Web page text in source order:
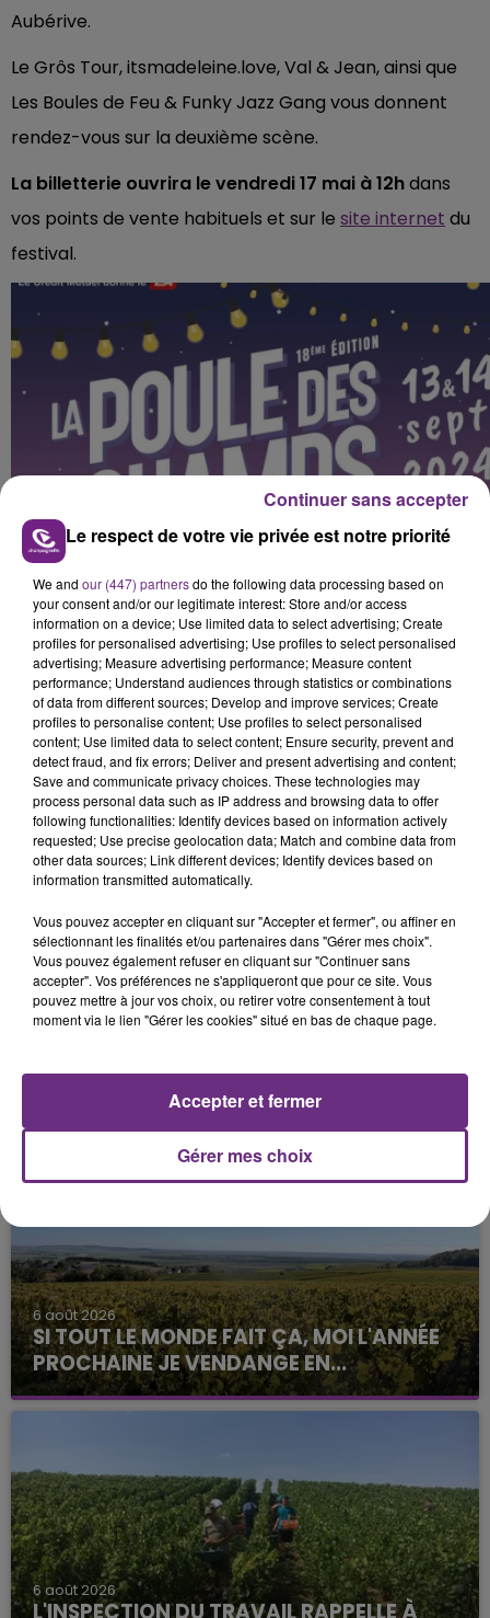
Aubérive.
Le Grôs Tour, itsmadeleine.love, Val & Jean, ainsi que
Les Boules de Feu & Funky Jazz Gang vous donnent
rendez-vous sur la deuxième scène.
La billetterie ouvrira le vendredi 17 mai à 12hdans
vos points de vente habituels et sur le site internet du
festival.
6 août 2026
SI TOUT LE MONDE FAIT ÇA, MOI L'ANNÉE
PROCHAINE JE VENDANGE EN...
La vendange en Champagne a débuté ce jeudi 6
août dans la commune de Montgueux (Aube). Du
6 août 2026
L'INSPECTION DU TRAVAIL RAPPELLE À
Le respect de votre vie privée est notre priorité
We and our (447) partnersdo the following data processing based on
your consent and/or our legitimate interest: Store and/or access
information on a device; Use limited data to select advertising; Create
profiles for personalised advertising; Use profiles to select personalised
advertising; Measure advertising performance; Measure content
performance; Understand audiences through statistics or combinations
of data from different sources; Develop and improve services; Create
profiles to personalise content; Use profiles to select personalised
content; Use limited data to select content; Ensure security, prevent and
detect fraud, and fix errors; Deliver and present advertising and content;
Save and communicate privacy choices. These technologies may
process personal data such as IP address and browsing data to offer
following functionalities: Identify devices based on information actively
requested; Use precise geolocation data; Match and combine data from
other data sources; Link different devices; Identify devices based on
information transmitted automatically.
Vous pouvez accepter en cliquant sur "Accepter et fermer", ou affiner en
sélectionnant les finalités et/ou partenaires dans "Gérer mes choix".
Vous pouvez également refuser en cliquant sur "Continuer sans
accepter". Vos préférences ne s'appliqueront que pour ce site. Vous
pouvez mettre à jour vos choix, ou retirer votre consentement à tout
moment via le lien "Gérer les cookies" situé en bas de chaque page.
Gérer mes choix
Accepter et fermer
Continuer sans accepter